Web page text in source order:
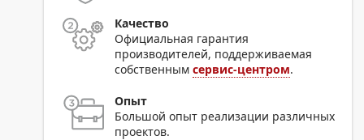
Качество
Официальная гарантия
производителей, поддерживаемая
собственнымсервис-центром.
Опыт
Большой опыт реализации различных
проектов.